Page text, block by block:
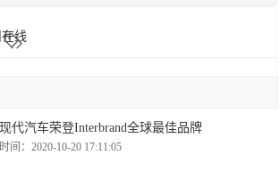
线
现代汽车荣登Interbrand全球最佳品牌
时间：2020-10-20 17:11:05